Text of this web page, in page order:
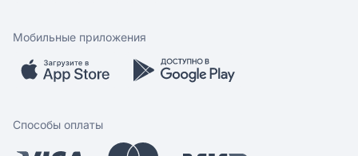
Обратная связь
Скидки и акции
Мобильное приложение
Мобильные приложения
Способы оплаты